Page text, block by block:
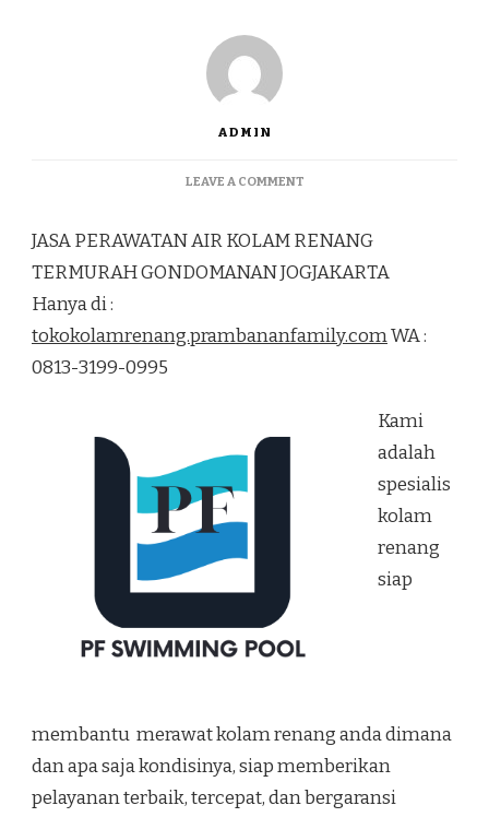
ADMIN
LEAVE A COMMENTON
AIR
KOLAM
RENANG
GONDOMANAN
JOGJAKARTA
JASA PERAWATAN AIR KOLAM RENANG
TERMURAH GONDOMANAN JOGJAKARTA
Hanya di :
tokokolamrenang.prambananfamily.comWA :
0813-3199-0995
Kami
adalah
spesialis
kolam
renang
siap
membantu merawat kolam renang anda dimana
dan apa saja kondisinya, siap memberikan
pelayanan terbaik, tercepat, dan bergaransi